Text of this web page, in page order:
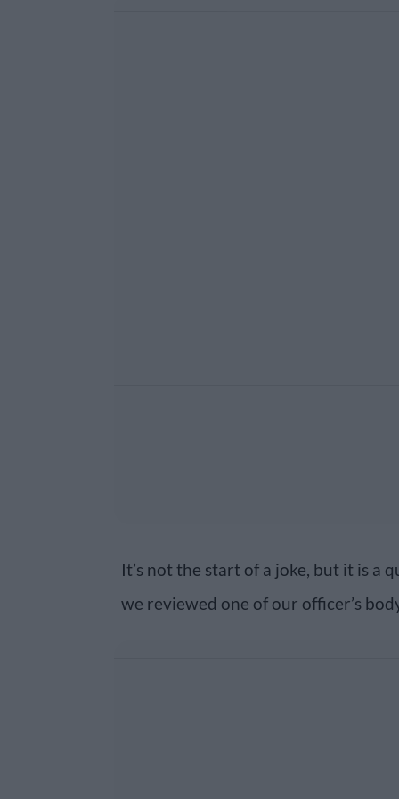
It’s not the start of a joke, but it is a
we reviewed one of our officer’s